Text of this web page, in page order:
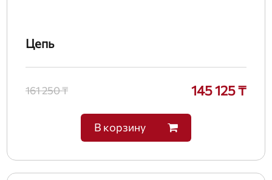
Цепь
161 250 ₸ 145 125 ₸
В корзину